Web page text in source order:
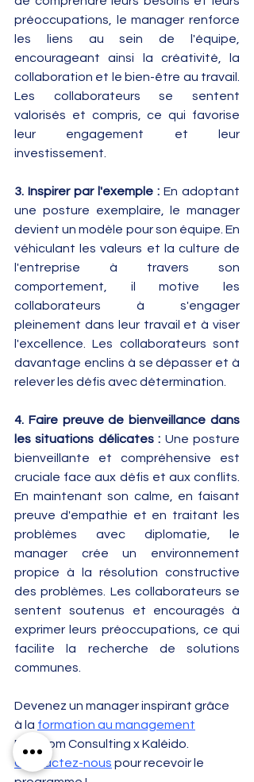
préoccupations, le manager renforce
les liens au sein de l'équipe,
encourageant ainsi la créativité, la
collaboration et le bien-être au travail.
Les collaborateurs se sentent
valorisés et compris, ce qui favorise
leur engagement et leur
investissement.
3. Inspirer par l'exemple : En adoptant
une posture exemplaire, le manager
devient un modèle pour son équipe. En
véhiculant les valeurs et la culture de
l'entreprise à travers son
comportement, il motive les
collaborateurs à s'engager
pleinement dans leur travail et à viser
l'excellence. Les collaborateurs sont
davantage enclins à se dépasser et à
relever les défis avec détermination.
4. Faire preuve de bienveillance dans
les situations délicates : Une posture
bienveillante et compréhensive est
cruciale face aux défis et aux conflits.
En maintenant son calme, en faisant
preuve d'empathie et en traitant les
problèmes avec diplomatie, le
manager crée un environnement
propice à la résolution constructive
des problèmes. Les collaborateurs se
sentent soutenus et encouragés à
exprimer leurs préoccupations, ce qui
facilite la recherche de solutions
communes.
Devenez un manager inspirant grâce
à la formation au management
Newcom Consulting x Kaléido.
Contactez-nous pour recevoir le